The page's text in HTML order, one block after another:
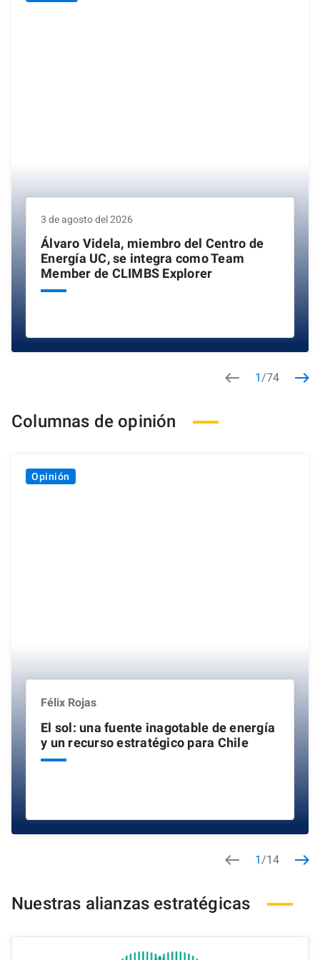
3 de agosto del 2026
Álvaro Videla, miembro del Centro de
Energía UC, se integra como Team
Member de CLIMBS Explorer
west 1/74 east
Columnas de opinión
Opinión
Félix Rojas
El sol: una fuente inagotable de energía
y un recurso estratégico para Chile
west 1/14 east
Nuestras alianzas estratégicas